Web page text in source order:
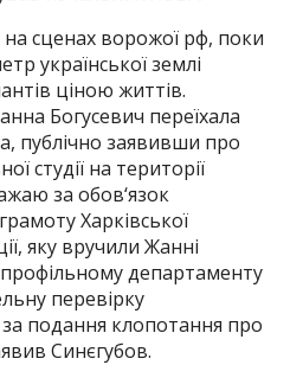
сценах ворожої рф, поки
української землі
ціною життів.
Богусевич переїхала
публічно заявивши про
студії на території
за обов‘язок
Харківської
яку вручили Жанні
департаменту
перевірку
за подання клопотання про
Синєгубов.